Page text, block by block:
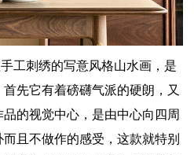
刺绣的写意风格山水画，是
先它有着磅礴气派的硬朗，又
的视觉中心，是由中心向四周
且不做作的感受，这款就特别